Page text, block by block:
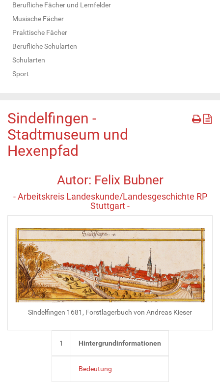
Berufliche Fächer und Lernfelder
Musische Fächer
Praktische Fächer
Berufliche Schularten
Schularten
Sport
Sindelfingen -
Stadtmuseum und
Hexenpfad
Autor: Felix Bubner
- Arbeitskreis Landeskunde/Landesgeschichte RP
Stuttgart -
Sindelfingen 1681, Forstlagerbuch von Andreas Kieser
1 Hintergrundinformationen
Bedeutung